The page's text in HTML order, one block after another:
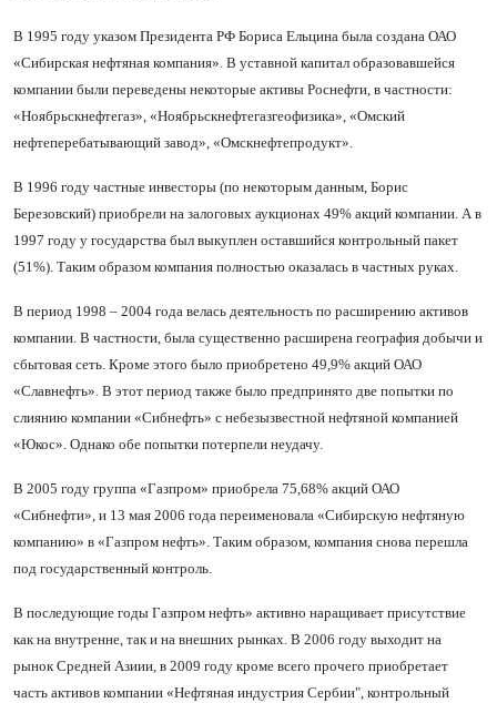
В 1995 году указом Президента РФ Бориса Ельцина была создана ОАО
«Сибирская нефтяная компания». В уставной капитал образовавшейся
компании были переведены некоторые активы Роснефти, в частности:
«Ноябрьскнефтегаз», «Ноябрьскнефтегазгеофизика» «Омский
нефтеперебатывающий завод» «Омскнефтепродукт»
В 1996 году частные инвесторы (по некоторым данным, Борис
Березовский) приобрели на залоговых аукционах 49% акций компании. А в
1997 году у государства был выкуплен оставшийся контрольный пакет
(51%). Таким образом компания полностью оказалась в частных руках.
В период 1998 – 2004 года велась деятельность по расширению активов
компании. В частности, была существенно расширена география добычи и
сбытовая сеть. Кроме этого было приобретено 49,9% акций ОАО
«Славнефть» . В этот период также было предпринято две попытки по
слиянию компании «Сибнефть» с небезызвестной нефтяной компанией
«Юкос» . Однако обе попытки потерпели неудачу.
В 2005 году группа «Газпром» приобрела 75,68% акций ОАО
«Сибнефти» , и 13 мая 2006 года переименовала «Сибирскую нефтяную
компанию» в «Газпром нефть» . Таким образом, компания снова перешла
под государственный контроль.
В последующие годы Газпром нефть» активно наращивает присутствие
как на внутренне, так и на внешних рынках. В 2006 году выходит на
рынок Средней Азиии, в 2009 году кроме всего прочего приобретает
часть активов компании «Нефтяная индустрия Сербии", контрольный